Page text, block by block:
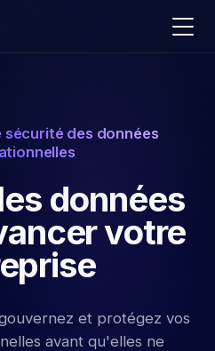
sécurité des données
données
votre
et protégez vos
avant qu'elles ne